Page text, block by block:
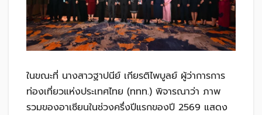
ในขณะที่ นางสาวฐาปนีย์ เกียรติไพบูลย์ ผู้ว่าการการ
ท่องเที่ยวแห่งประเทศไทย (ททท.) พิจารณาว่า ภาพ
รวมของอาเซียนในช่วงครึ่งปีแรกของปี 2569 แสดง